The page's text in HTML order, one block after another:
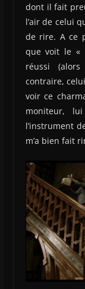
dont il fait
l’air de celui
de rire. A ce
que voit le «
réussi
contraire,
voir ce
moniteur,
l’instrument
m’a bien fait